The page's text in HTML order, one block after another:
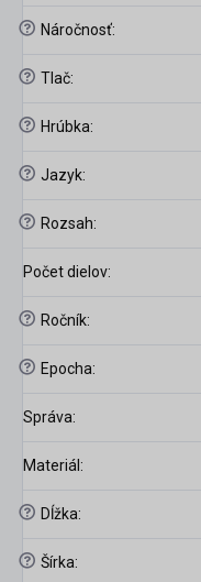
? Náročnosť:
? Tlač:
? Hrúbka:
? Jazyk:
? Rozsah:
Počet dielov:
? Ročník:
? Epocha:
Správa:
Materiál:
? Dĺžka:
? Šírka: